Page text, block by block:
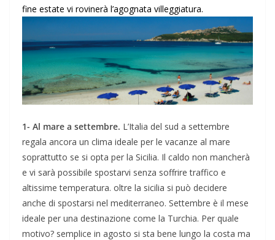
fine estate vi rovinerà l’agognata villeggiatura.
1- Al mare a settembre. L’Italia del sud a settembre
regala ancora un clima ideale per le vacanze al mare
soprattutto se si opta per la Sicilia. Il caldo non mancherà
e vi sarà possibile spostarvi senza soffrire traffico e
altissime temperatura. oltre la sicilia si può decidere
anche di spostarsi nel mediterraneo. Settembre è il mese
ideale per una destinazione come la Turchia. Per quale
motivo? semplice in agosto si sta bene lungo la costa ma